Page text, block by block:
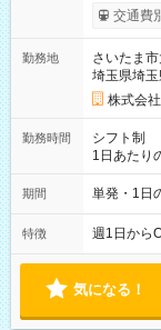
※勤務回
り！】 希
例】 ・河
×8時間＝
円の場合
円（役割手
間】試用期
交通費
勤務地
さいたま
埼玉県埼玉
株式会
勤務時間
シフト制
1日あたり
間は 試験
期間 単発・1日
特徴 週1日から
気になる！